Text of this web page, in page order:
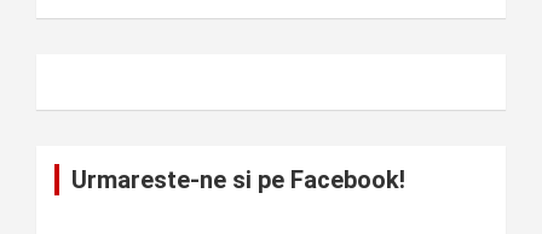
Urmareste-ne si pe Facebook!